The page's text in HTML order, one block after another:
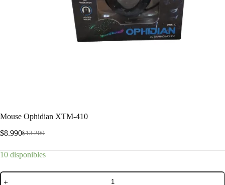
Mouse Ophidian XTM-410
$13.200
$8.990
10 disponibles